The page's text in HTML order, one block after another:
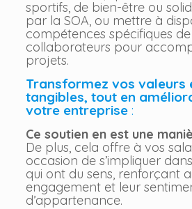
sportifs, de bien-être ou
par la SOA, ou mettre à
compétences spécifiques
collaborateurs pour
projets.
Transformez vos valeurs
tangibles, tout en
votre entreprise:
Ce soutien en est une
De plus, cela offre à vos
occasion de s’impliquer
qui ont du sens, renforçant
engagement et leur
d’appartenance.